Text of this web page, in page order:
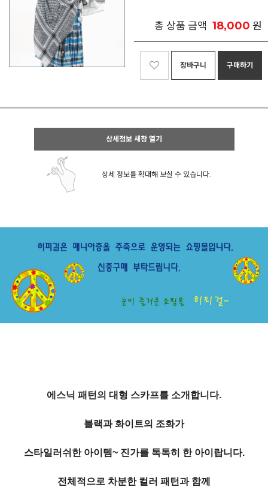
총 상품 금액 18,000 원
장바구니 구매하기
상세정보 새창 열기
상세 정보를 확대해 보실 수 있습니다.
에스닉 패턴의 대형 스카프를 소개합니다.
블랙과 화이트의 조화가
스타일러쉬한 아이템~ 진가를 톡톡히 한 아이랍니다.
전체적으로 차분한 컬러 패턴과 함께